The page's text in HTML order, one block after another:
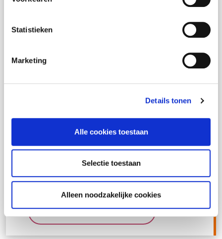
Statistieken
Marketing
Details tonen
Alle cookies toestaan
Selectie toestaan
Alleen noodzakelijke cookies
waar veel professionals dagelijks tegenaan
lopen: onder welke wet valt deze hulpvraag,
onderwijs en jeugdhulp beter kunnen
je na afloop met vertrouwen onderbouwde
keuzes maken, altijd met het belang van het
kind centraal.
Cursus informatie